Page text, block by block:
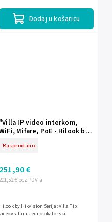
Dodaj u košaricu
"Villa IP video interkom,
Mifare, PoE - Hilook by
Rasprodano
€ bez PDV-a
251,90 €
Hilook by Hikvision Serija: Villa Tip
Jednolokatorski